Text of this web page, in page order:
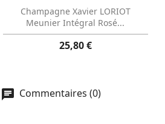
Aperçu rapide
Champagne Xavier LORIOT
Meunier Intégral Rosé...
25,80 €
Commentaires (0)